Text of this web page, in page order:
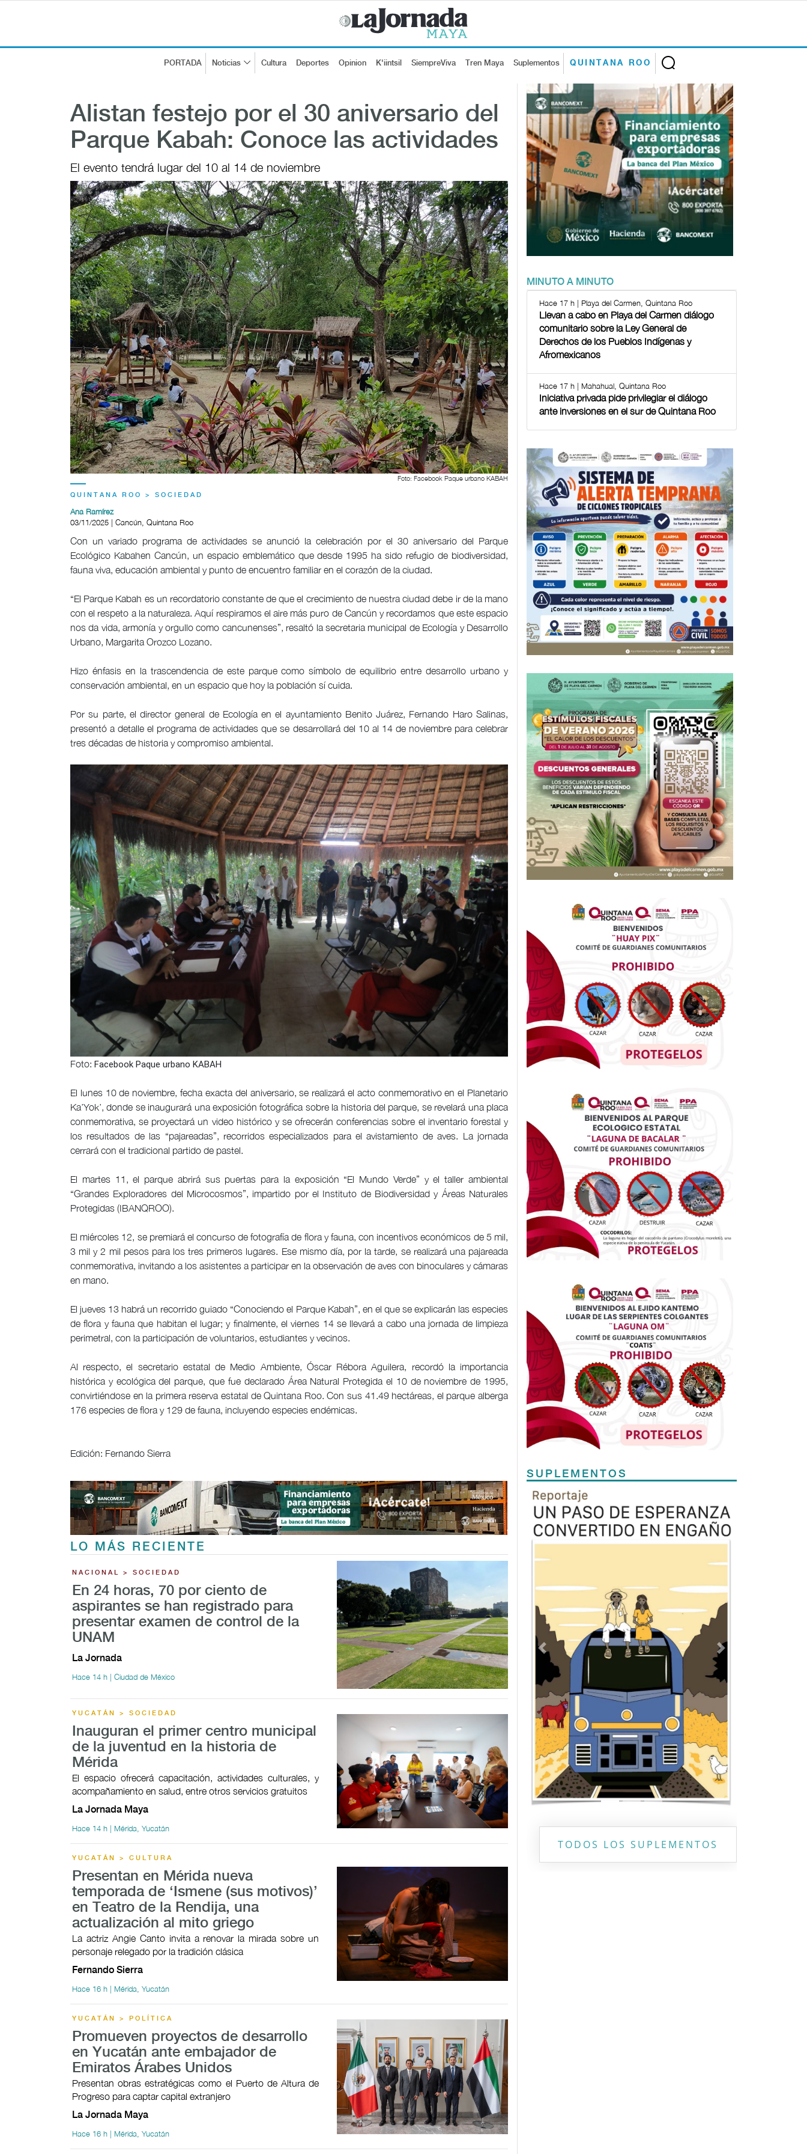
PORTADA Noticias Cultura Deportes Opinion K'iintsil SiempreViva Tren Maya Suplementos QUINTANA ROO
Alistan festejo por el 30 aniversario del
Parque Kabah: Conoce las actividades
El evento tendrá lugar del 10 al 14 de noviembre
Foto: Facebook Paque urbano KABAH
QUINTANA ROO > SOCIEDAD
Ana Ramírez
03/11/2025 | Cancún, Quintana Roo
Con un variado programa de actividades se anunció la celebración por el 30 aniversario del Parque
Ecológico Kabahen Cancún, un espacio emblemático que desde 1995 ha sido refugio de biodiversidad,
fauna viva, educación ambiental y punto de encuentro familiar en el corazón de la ciudad.
“El Parque Kabah es un recordatorio constante de que el crecimiento de nuestra ciudad debe ir de la mano
con el respeto a la naturaleza. Aquí respiramos el aire más puro de Cancún y recordamos que este espacio
nos da vida, armonía y orgullo como cancunenses”, resaltó la secretaria municipal de Ecología y Desarrollo
Urbano, Margarita Orozco Lozano.
Hizo énfasis en la trascendencia de este parque como símbolo de equilibrio entre desarrollo urbano y
conservación ambiental, en un espacio que hoy la población sí cuida.
Por su parte, el director general de Ecología en el ayuntamiento Benito Juárez, Fernando Haro Salinas,
presentó a detalle el programa de actividades que se desarrollará del 10 al 14 de noviembre para celebrar
tres décadas de historia y compromiso ambiental.
Foto: Facebook Paque urbano KABAH
El lunes 10 de noviembre, fecha exacta del aniversario, se realizará el acto conmemorativo en el Planetario
Ka’Yok’, donde se inaugurará una exposición fotográfica sobre la historia del parque, se revelará una placa
conmemorativa, se proyectará un video histórico y se ofrecerán conferencias sobre el inventario forestal y
los resultados de las “pajareadas”, recorridos especializados para el avistamiento de aves. La jornada
cerrará con el tradicional partido de pastel.
El martes 11, el parque abrirá sus puertas para la exposición “El Mundo Verde” y el taller ambiental
“Grandes Exploradores del Microcosmos”, impartido por el Instituto de Biodiversidad y Áreas Naturales
Protegidas (IBANQROO).
El miércoles 12, se premiará el concurso de fotografía de flora y fauna, con incentivos económicos de 5 mil,
3 mil y 2 mil pesos para los tres primeros lugares. Ese mismo día, por la tarde, se realizará una pajareada
conmemorativa, invitando a los asistentes a participar en la observación de aves con binoculares y cámaras
en mano.
El jueves 13 habrá un recorrido guiado “Conociendo el Parque Kabah”, en el que se explicarán las especies
de flora y fauna que habitan el lugar; y finalmente, el viernes 14 se llevará a cabo una jornada de limpieza
perimetral, con la participación de voluntarios, estudiantes y vecinos.
Al respecto, el secretario estatal de Medio Ambiente, Óscar Rébora Aguilera, recordó la importancia
histórica y ecológica del parque, que fue declarado Área Natural Protegida el 10 de noviembre de 1995,
convirtiéndose en la primera reserva estatal de Quintana Roo. Con sus 41.49 hectáreas, el parque alberga
176 especies de flora y 129 de fauna, incluyendo especies endémicas.
Edición: Fernando Sierra
LO MÁS RECIENTE
NACIONAL > SOCIEDAD
En 24 horas, 70 por ciento de
aspirantes se han registrado para
presentar examen de control de la
UNAM
La Jornada
Hace 14 h | Ciudad de México
YUCATÁN > SOCIEDAD
Inauguran el primer centro municipal
de la juventud en la historia de
Mérida
El espacio ofrecerá capacitación, actividades culturales, y
acompañamiento en salud, entre otros servicios gratuitos
La Jornada Maya
Hace 14 h | Mérida, Yucatán
YUCATÁN > CULTURA
Presentan en Mérida nueva
temporada de ‘Ismene (sus motivos)’
en Teatro de la Rendija, una
actualización al mito griego
La actriz Angie Canto invita a renovar la mirada sobre un
personaje relegado por la tradición clásica
Fernando Sierra
Hace 16 h | Mérida, Yucatán
YUCATÁN > POLÍTICA
Promueven proyectos de desarrollo
en Yucatán ante embajador de
Emiratos Árabes Unidos
Presentan obras estratégicas como el Puerto de Altura de
Progreso para captar capital extranjero
La Jornada Maya
Hace 16 h | Mérida, Yucatán
MINUTO A MINUTO
Hace 17 h | Playa del Carmen, Quintana Roo
Llevan a cabo en Playa del Carmen diálogo
comunitario sobre la Ley General de
Derechos de los Pueblos Indígenas y
Afromexicanos
Hace 17 h | Mahahual, Quintana Roo
Iniciativa privada pide privilegiar el diálogo
ante inversiones en el sur de Quintana Roo
SUPLEMENTOS
Previous Next
TODOS LOS SUPLEMENTOS